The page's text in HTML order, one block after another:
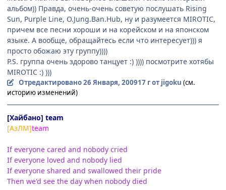
альбом)) Правда, очень-очень советую послушать Rising
Sun, Purple Line, O.Jung.Ban.Hub, ну и разумеется MIROTIC,
причем все песни хороши и на корейском и на японском
языке. А вообще, обращайтесь если что интересует))) я
просто обожаю эту группу))))
P.S. группа очень здорово танцует :) )))) посмотрите хотябы
MIROTIC :) )))
Отредактировано26 Января, 200917 гот jigoku (см.
историю изменений)
[Хайбано] team
[АзЛМ]team
If everyone cared and nobody cried
If everyone loved and nobody lied
If everyone shared and swallowed their pride
Then we'd see the day when nobody died